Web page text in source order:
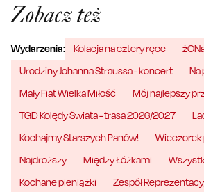
Zobacz też
Wydarzenia: Kolacja na cztery ręce
Urodziny Johanna Straussa - koncert
Na
Mały Fiat Wielka Miłość
Mój najlepszy
TGD Kolędy Świata - trasa 2026/2027
Kochajmy Starszych Panów!
Wieczorek
Najdroższy
Między Łóżkami
Kochane pieniążki
Zespół